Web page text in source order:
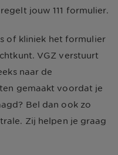
jouw 111 formulier.
of kliniek het formulier
VGZ verstuurt
naar de
gemaakt voordat je
Bel dan ook zo
Zij helpen je graag